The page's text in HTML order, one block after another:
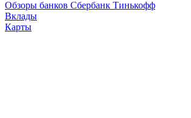
Обзоры банков Сбербанк Тинькофф
Вклады
Карты